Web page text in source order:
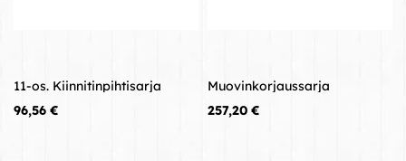
11-os. Kiinnitinpihtisarja
Hinta
96,56 €
Muovinkorjaussarja
Hinta
257,20 €